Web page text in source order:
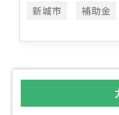
新城市 補助金